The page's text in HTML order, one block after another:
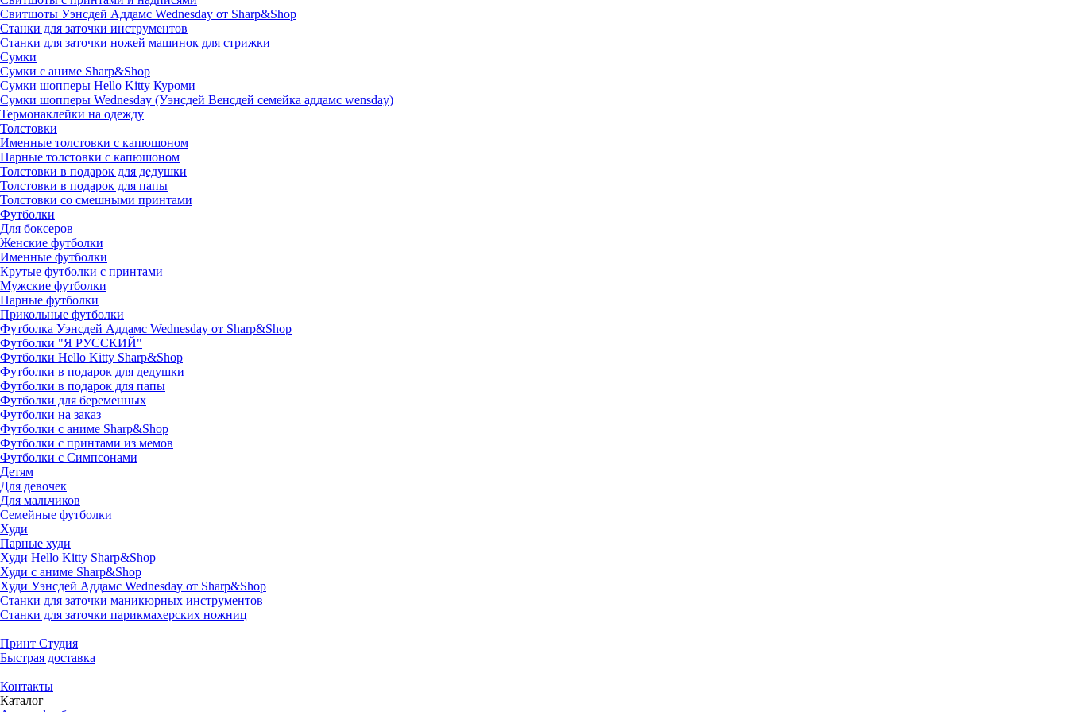
Свитшоты Уэнсдей Аддамс Wednesday от Sharp&Shop
Станки для заточки инструментов
Станки для заточки ножей машинок для стрижки
Сумки
Сумки с аниме Sharp&Shop
Сумки шопперы Hello Kitty Куроми
Сумки шопперы Wednesday (Уэнсдей Венсдей семейка аддамс wensday)
Термонаклейки на одежду
Толстовки
Именные толстовки с капюшоном
Парные толстовки с капюшоном
Толстовки в подарок для дедушки
Толстовки в подарок для папы
Толстовки со смешными принтами
Футболки
Для боксеров
Женские футболки
Именные футболки
Крутые футболки с принтами
Мужские футболки
Парные футболки
Прикольные футболки
Футболка Уэнсдей Аддамс Wednesday от Sharp&Shop
Футболки "Я РУССКИЙ"
Футболки Hello Kitty Sharp&Shop
Футболки в подарок для дедушки
Футболки в подарок для папы
Футболки для беременных
Футболки на заказ
Футболки с аниме Sharp&Shop
Футболки с принтами из мемов
Футболки с Симпсонами
Детям
Для девочек
Для мальчиков
Семейные футболки
Худи
Парные худи
Худи Hello Kitty Sharp&Shop
Худи с аниме Sharp&Shop
Худи Уэнсдей Аддамс Wednesday от Sharp&Shop
Станки для заточки маникюрных инструментов
Станки для заточки парикмахерских ножниц
Принт Студия
Быстрая доставка
Контакты
Каталог